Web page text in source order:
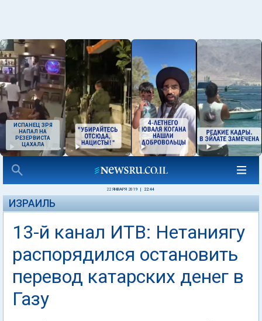
ИСПАНЕЦ ЗРЯ
НАПАЛ НА
РЕЗЕРВИСТА
ЦАХАЛА
22 ЯНВАРЯ 2019 22:44
ИЗРАИЛЬ
13-й канал ИТВ: Нетаниягу
распорядился остановить
перевод катарских денег в
Газу